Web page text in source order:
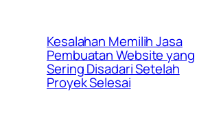
Kesalahan Memilih Jasa
Pembuatan Website yang
Sering Disadari Setelah
Proyek Selesai